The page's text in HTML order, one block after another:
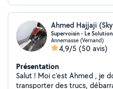
Ahmed Hajjaji
Supervoisin - Le
Annemasse (Vernand)
4,9/5 (50 avis)
Présentation
Salut ! Moi c'est Ahmed , je
transporter des trucs,